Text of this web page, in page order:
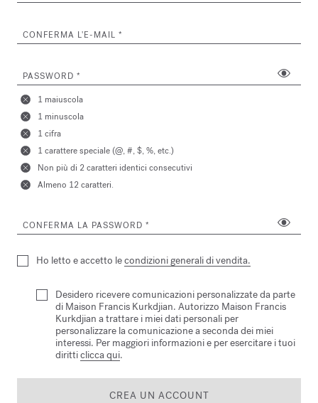
CONFERMA L'E-MAIL
PASSWORD
1 maiuscola
1 minuscola
1 cifra
1 carattere speciale (@, #, $, %, etc.)
Non più di 2 caratteri identici consecutivi
Almeno 12 caratteri.
CONFERMA LA PASSWORD
Ho letto e accetto lecondizioni generali di vendita.
Desidero ricevere comunicazioni personalizzate da parte
di Maison Francis Kurkdjian. Autorizzo Maison Francis
Kurkdjian a trattare i miei dati personali per
personalizzare la comunicazione a seconda dei miei
interessi. Per maggiori informazioni e per esercitare i tuoi
diritticlicca qui.
CREA UN ACCOUNT